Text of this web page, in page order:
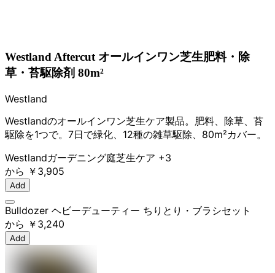
Westland Aftercut オールインワン芝生肥料・除
草・苔駆除剤 80m²
Westland
Westlandのオールインワン芝生ケア製品。肥料、除草、苔
駆除を1つで。7日で緑化、12種の雑草駆除、80m²カバー。
Westlandガーデニング庭芝生ケア +3
から ￥3,905
Add
Bulldozer ヘビーデューティー ちりとり・ブラシセット
から ￥3,240
Add